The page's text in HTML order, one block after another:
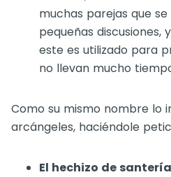
muchas parejas que
pequeñas
este es utilizado para
no llevan mucho
Como su mismo nombre lo
arcángeles, haciéndole
El hechizo de